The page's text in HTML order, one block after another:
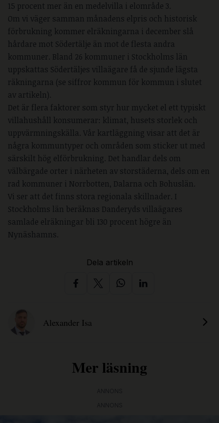
15 procent mer än en medelvilla i elområde 3.
Om vi väger samman månadens elpris och historisk
förbrukning kommer elräkningarna i december slå
hårdare mot Södertälje än mot de flesta andra
kommuner. Bland 26 kommuner i Stockholms län
uppskattas Södertäljes villaägare få de sjunde lägsta
räkningarna (se siffror kommun för kommun i slutet
av artikeln).
Det är flera faktorer som styr hur mycket el ett typiskt
villahushåll konsumerar: klimat, husets storlek och
uppvärmningskälla. Vår kartläggning visar att det är
några kommuntyper och områden som sticker ut med
särskilt hög elförbrukning. Det handlar dels om
välbärgade orter i närheten av storstäderna, dels om en
rad kommuner i Norrbotten, Dalarna och Bohuslän.
Vi ser att det finns stora regionala skillnader. I
Stockholms län beräknas Danderyds villaägares
samlade elräkningar bli 130 procent högre än
Nynäshamns.
Dela artikeln
Alexander Isa
Mer läsning